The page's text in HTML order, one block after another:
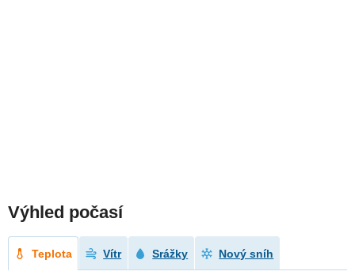
Výhled počasí
Teplota Vítr Srážky Nový sníh